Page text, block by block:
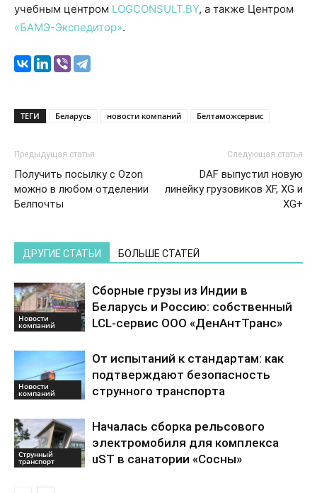
учебным центром LOGCONSULT.BY, а также Центром
«БАМЭ-Экспедитор».
ТЕГИ Беларусь новости компаний Белтаможсервис
Предыдущая статья
Получить посылку с Ozon
можно в любом отделении
Белпочты
Следующая статья
DAF выпустил новую
линейку грузовиков XF, XG и
XG+
ДРУГИЕ СТАТЬИ БОЛЬШЕ СТАТЕЙ
Новости
компаний
Сборные грузы из Индии в
Беларусь и Россию: собственный
LCL-сервис ООО «ДенАнтТранс»
Новости
компаний
От испытаний к стандартам: как
подтверждают безопасность
струнного транспорта
Струнный
транспорт
Началась сборка рельсового
электромобиля для комплекса
uST в санатории «Сосны»